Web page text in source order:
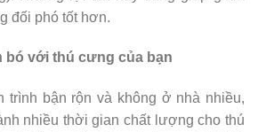
đối phó tốt hơn.
bó với thú cưng của bạn
trình bận rộn và không ở nhà nhiều,
nhiều thời gian chất lượng cho thú